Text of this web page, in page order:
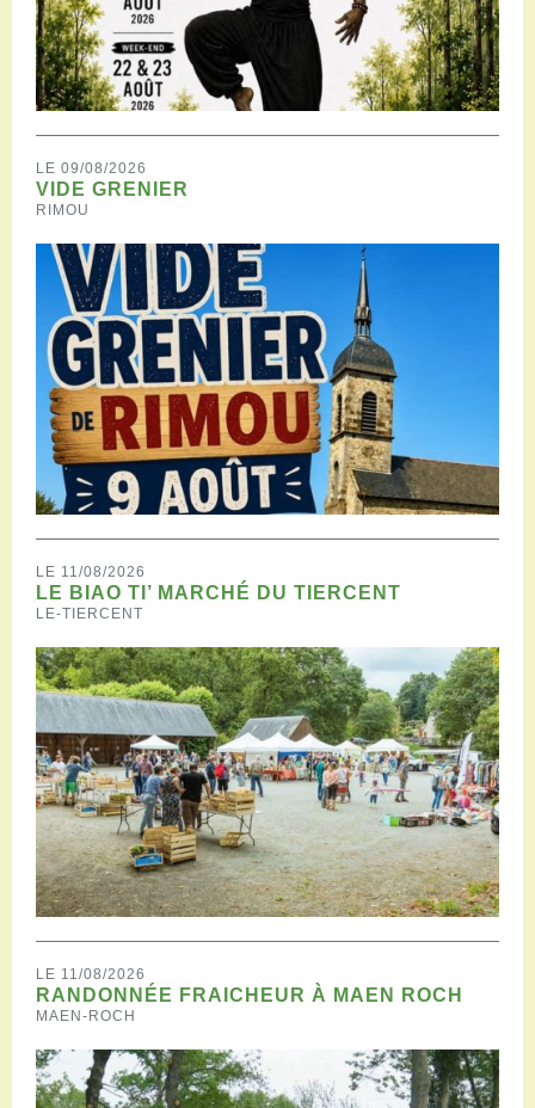
LE 09/08/2026
VIDE GRENIER
RIMOU
LE 11/08/2026
LE BIAO TI’ MARCHÉ DU TIERCENT
LE-TIERCENT
LE 11/08/2026
RANDONNÉE FRAICHEUR À MAEN ROCH
MAEN-ROCH